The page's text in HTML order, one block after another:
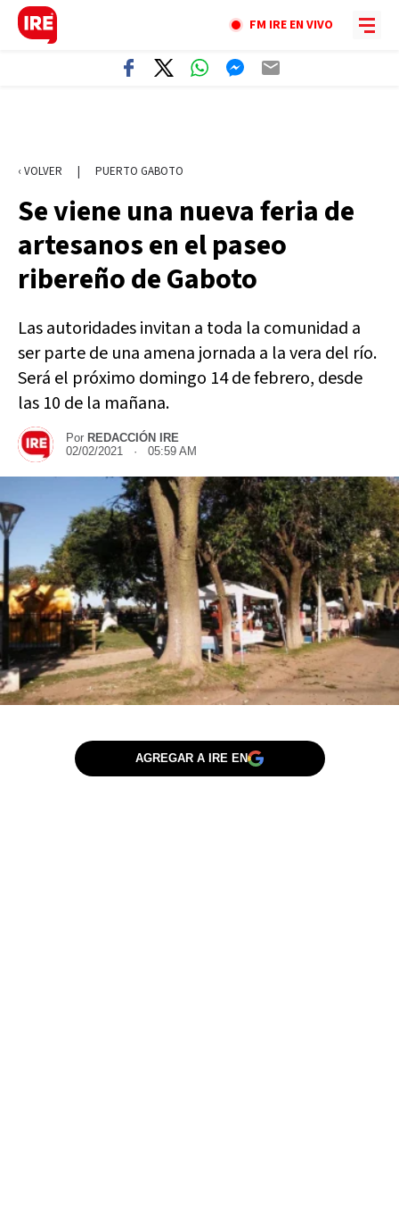
FM IRE EN VIVO
‹ VOLVER | PUERTO GABOTO
Se viene una nueva feria de
artesanos en el paseo
ribereño de Gaboto
Las autoridades invitan a toda la comunidad a
ser parte de una amena jornada a la vera del río.
Será el próximo domingo 14 de febrero, desde
las 10 de la mañana.
Por REDACCIÓN IRE
02/02/2021 · 05:59 AM
AGREGAR A IRE EN